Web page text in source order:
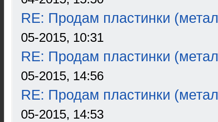
RE: Продам пластинки
05-2015, 10:31
RE: Продам пластинки
05-2015, 14:56
RE: Продам пластинки
05-2015, 14:53